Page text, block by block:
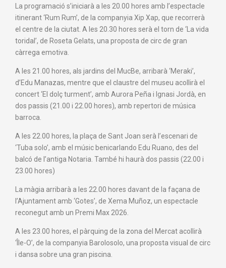
La programació s’iniciarà a les 20.00 hores amb l’espectacle
itinerant ‘Rum Rum’, de la companyia Xip Xap, que recorrerà
el centre de la ciutat. A les 20.30 hores serà el torn de ‘La vida
toridal’, de Roseta Gelats, una proposta de circ de gran
càrrega emotiva.
A les 21.00 hores, als jardins del MucBe, arribarà ‘Meraki’,
d’Edu Manazas, mentre que el claustre del museu acollirà el
concert ‘El dolç turment’, amb Aurora Peña i Ignasi Jordà, en
dos passis (21.00 i 22.00 hores), amb repertori de música
barroca.
A les 22.00 hores, la plaça de Sant Joan serà l’escenari de
‘Tuba solo’, amb el músic benicarlando Edu Ruano, des del
balcó de l’antiga Notaria. També hi haurà dos passis (22.00 i
23.00 hores)
La màgia arribarà a les 22.00 hores davant de la façana de
l’Ajuntament amb ‘Gotes’, de Xema Muñoz, un espectacle
reconegut amb un Premi Max 2026.
A les 23.00 hores, el pàrquing de la zona del Mercat acollirà
‘Île-O’, de la companyia Barolosolo, una proposta visual de circ
i dansa sobre una gran piscina.